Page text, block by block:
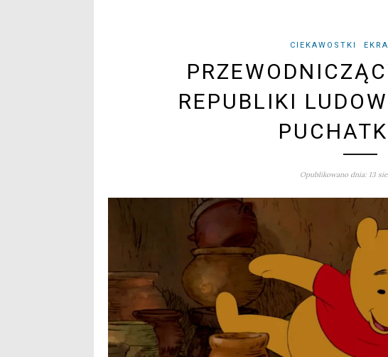
CIEKAWOSTKI
REPUBLIKI
Opublikowano dnia: 13